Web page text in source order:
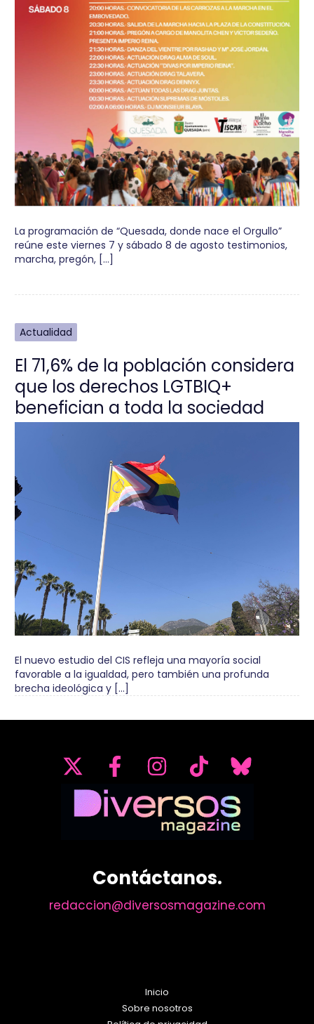
La programación de “Quesada, donde nace el Orgullo”
reúne este viernes 7 y sábado 8 de agosto testimonios,
marcha, pregón, […]
Actualidad
El 71,6% de la población considera
que los derechos LGTBIQ+
benefician a toda la sociedad
El nuevo estudio del CIS refleja una mayoría social
favorable a la igualdad, pero también una profunda
brecha ideológica y […]
Contáctanos.
redaccion@diversosmagazine.com
Inicio
Sobre nosotros